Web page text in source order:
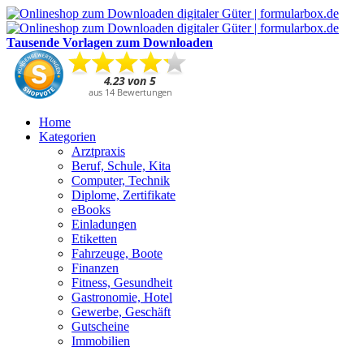
Tausende Vorlagen zum Downloaden
Home
Kategorien
Arztpraxis
Beruf, Schule, Kita
Computer, Technik
Diplome, Zertifikate
eBooks
Einladungen
Etiketten
Fahrzeuge, Boote
Finanzen
Fitness, Gesundheit
Gastronomie, Hotel
Gewerbe, Geschäft
Gutscheine
Immobilien